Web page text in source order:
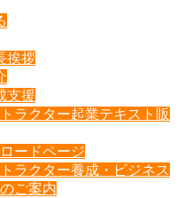
挨拶
支援
ラクター起業テキスト販
ードページ
ラクター養成・ビジネス
ご案内